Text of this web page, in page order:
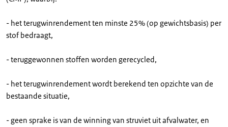
- het terugwinrendement ten minste 25% (op gewichtsbasis) per
stof bedraagt,
- teruggewonnen stoffen worden gerecycled,
- het terugwinrendement wordt berekend ten opzichte van de
bestaande situatie,
- geen sprake is van de winning van struviet uit afvalwater, en